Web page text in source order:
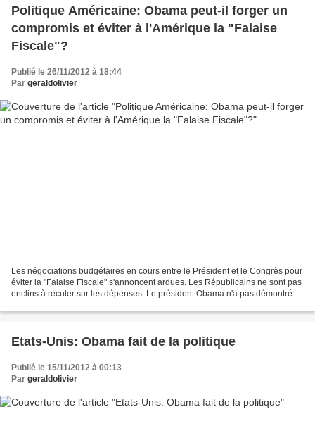
Politique Américaine: Obama peut-il forger un
compromis et éviter à l'Amérique la "Falaise
Fiscale"?
Publié le 26/11/2012 à 18:44
Par geraldolivier
Les négociations budgétaires en cours entre le Président et le Congrès pour
éviter la "Falaise Fiscale" s'annoncent ardues. Les Républicains ne sont pas
enclins à reculer sur les dépenses. Le président Obama n'a pas démontré
Etats-Unis: Obama fait de la politique
Publié le 15/11/2012 à 00:13
Par geraldolivier